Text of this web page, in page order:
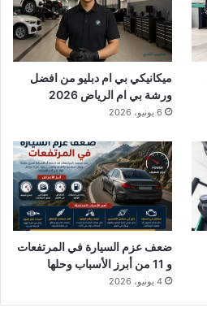
ميكانيكي بي ام دبليو من افضل
ورشة بي ام الرياض 2026
6 يونيو، 2026
ضعف عزم السيارة في المرتفعات
و 11 من أبرز الأسباب وحلها
4 يونيو، 2026